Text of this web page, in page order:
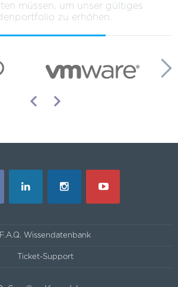
müssen, um unser gültiges
zu erhöhen.
F.A.Q. Wissendatenbank
Ticket-Support